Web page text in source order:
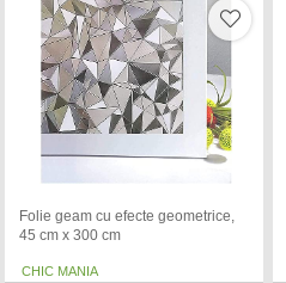
Folie geam cu efecte geometrice,
45 cm x 300 cm
CHIC MANIA